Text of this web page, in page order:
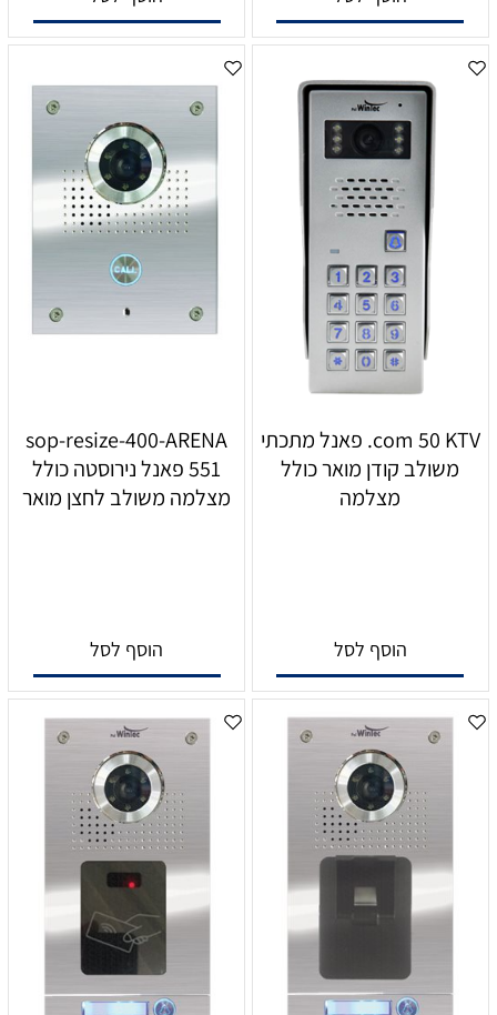
com 50 KTV. פאנל מתכתי
משולב קודן מואר כולל
מצלמה
הוסף לסל
sop-resize-400-ARENA
551 פאנל נירוסטה כולל
מצלמה משולב לחצן מואר
הוסף לסל